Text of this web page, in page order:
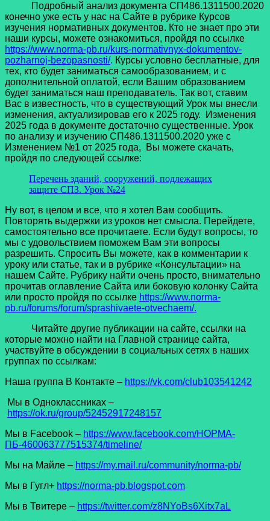
Подробный анализ документа СП486.1311500.2020
конечно уже есть у нас на Сайте в рубрике Курсов
изучения нормативных документов. Кто не знает про эти
наши курсы, можете ознакомиться, пройдя по ссылке
https://www.norma-pb.ru/kurs-normativnyx-dokumentov-
pozharnoj-bezopasnosti/. Курсы условно бесплатные, для
тех, кто будет заниматься самообразованием, и с
дополнительной оплатой, если Вашим образованием
будет заниматься наш преподаватель. Так вот, ставим
Вас в известность, что в существующий Урок мы внесли
изменения, актуализировав его к 2025 году. Изменения
2025 года в документе достаточно существенные. Урок
по анализу и изучению СП486.1311500.2020 уже с
Изменением №1 от 2025 года, Вы можете скачать,
пройдя по следующей ссылке:
Перечень зданий, сооружений, подлежащих
защите СПЗ. Урок №24
Ну вот, в целом и все, что я хотел Вам сообщить.
Повторять выдержки из уроков нет смысла. Перейдете,
самостоятельно все прочитаете. Если будут вопросы, то
мы с удовольствием поможем Вам эти вопросы
разрешить. Спросить Вы можете, как в комментарии к
уроку или статье, так и в рубрике «Консультации» на
нашем Сайте. Рубрику найти очень просто, внимательно
прочитав оглавление Сайта или боковую колонку Сайта
или просто пройдя по ссылке https://www.norma-
pb.ru/forums/forum/sprashivaete-otvechaem/.
Читайте другие публикации на сайте, ссылки на
которые можно найти на Главной странице сайта,
участвуйте в обсуждении в социальных сетях в наших
группах по ссылкам:
Наша группа В Контакте – https://vk.com/club103541242
Мы в Одноклассниках –
https://ok.ru/group/52452917248157
Мы в Facеbook – https://www.facebook.com/НОРМА-
ПБ-460063777515374/timeline/
Мы на Майле – https://my.mail.ru/community/norma-pb/
Мы в Гугл+ https://norma-pb.blogspot.com
Мы в Твитере – https://twitter.com/z8NYoBs6Xitx7aL